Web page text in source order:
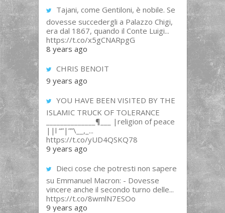
Tajani, come Gentiloni, è nobile. Se
dovesse succedergli a Palazzo Chigi,
era dal 1867, quando il Conte Luigi...
https://t.co/x5gCNARpgG
8 years ago
CHRIS BENOIT
9 years ago
YOU HAVE BEEN VISITED BY THE
ISLAMIC TRUCK OF TOLERANCE
______________¶___ |religion of peace
||l “”|””\__,_...
https://t.co/yUD4QSKQ78
9 years ago
Dieci cose che potresti non sapere
su Emmanuel Macron: - Dovesse
vincere anche il secondo turno delle...
https://t.co/8wmlN7ESOo
9 years ago